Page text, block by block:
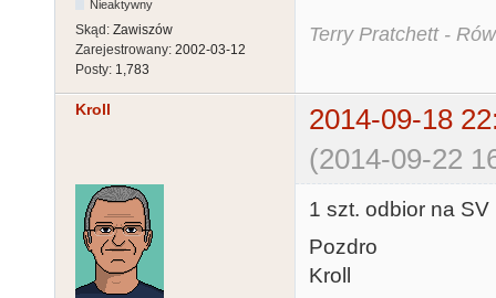
Nieaktywny
Skąd: Zawiszów
Zarejestrowany: 2002-03-12
Posty: 1,783
Terry Pratchett -
Kroll
2014-09-18
(2014-09-22
1 szt. odbior na
Pozdro
Kroll